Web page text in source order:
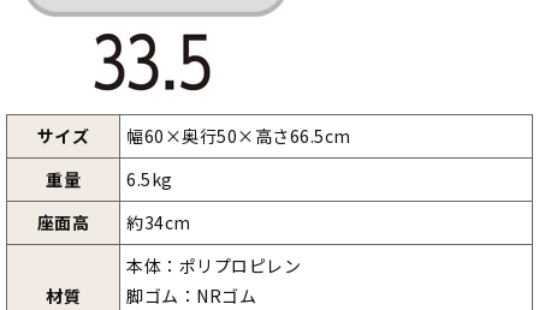
サイズ
幅60×奥行50×高さ66.5cm
重量
6.5kg
座面高
約34cm
材質
本体：ポリプロピレン
脚ゴム：NRゴム